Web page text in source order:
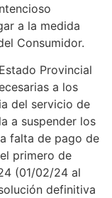
a la medida
Consumidor.
Provincial
a los
del servicio de
a suspender los
falta de pago de
primero de
(01/02/24 al
definitiva